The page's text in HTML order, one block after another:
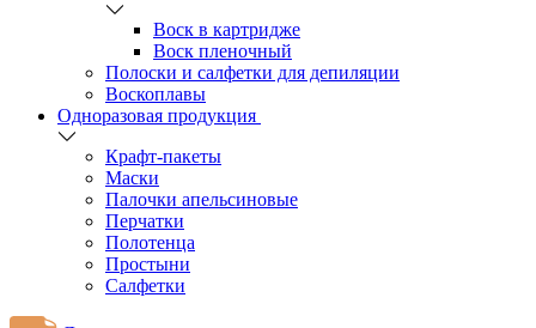
Воск в картридже
Воск пленочный
Полоски и салфетки для депиляции
Воскоплавы
Одноразовая продукция
Крафт-пакеты
Маски
Палочки апельсиновые
Перчатки
Полотенца
Простыни
Салфетки